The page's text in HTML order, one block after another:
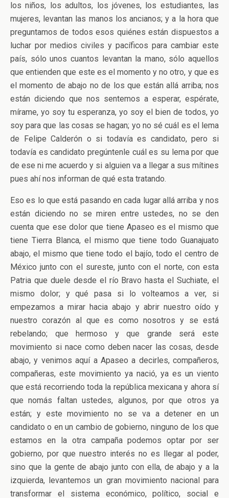
los niños, los adultos, los jóvenes, los estudiantes, las
mujeres, levantan las manos los ancianos; y a la hora que
preguntamos de todos esos quiénes están dispuestos a
luchar por medios civiles y pacíficos para cambiar este
país, sólo unos cuantos levantan la mano, sólo aquellos
que entienden que este es el momento y no otro, y que es
el momento de abajo no de los que están allá arriba; nos
están diciendo que nos sentemos a esperar, espérate,
mírame, yo soy tu esperanza, yo soy el bien de todos, yo
soy para que las cosas se hagan; yo no sé cuál es el lema
de Felipe Calderón o si todavía es candidato, pero si
todavía es candidato pregúntenle cuál es su lema por que
de ese ni me acuerdo y si alguien va a llegar a sus mítines
pues ahí nos informan de qué esta tratando.
Eso es lo que está pasando en cada lugar allá arriba y nos
están diciendo no se miren entre ustedes, no se den
cuenta que ese dolor que tiene Apaseo es el mismo que
tiene Tierra Blanca, el mismo que tiene todo Guanajuato
abajo, el mismo que tiene todo el bajío, todo el centro de
México junto con el sureste, junto con el norte, con esta
Patria que duele desde el río Bravo hasta el Suchiate, el
mismo dolor; y qué pasa si lo volteamos a ver, si
empezamos a mirar hacia abajo y abrir nuestro oído y
nuestro corazón al que es como nosotros y se está
rebelando; que hermoso y que grande será este
movimiento si nace como deben nacer las cosas, desde
abajo, y venimos aquí a Apaseo a decirles, compañeros,
compañeras, este movimiento ya nació, ya es un viento
que está recorriendo toda la república mexicana y ahora sí
que nomás faltan ustedes, algunos, por que otros ya
están; y este movimiento no se va a detener en un
candidato o en un cambio de gobierno, ninguno de los que
estamos en la otra campaña podemos optar por ser
gobierno, por que nuestro interés no es llegar al poder,
sino que la gente de abajo junto con ella, de abajo y a la
izquierda, levantemos un gran movimiento nacional para
transformar el sistema económico, político, social e